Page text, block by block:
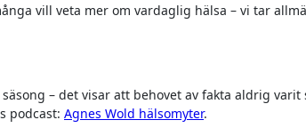
podcast: Agnes Wold hälsomyter.